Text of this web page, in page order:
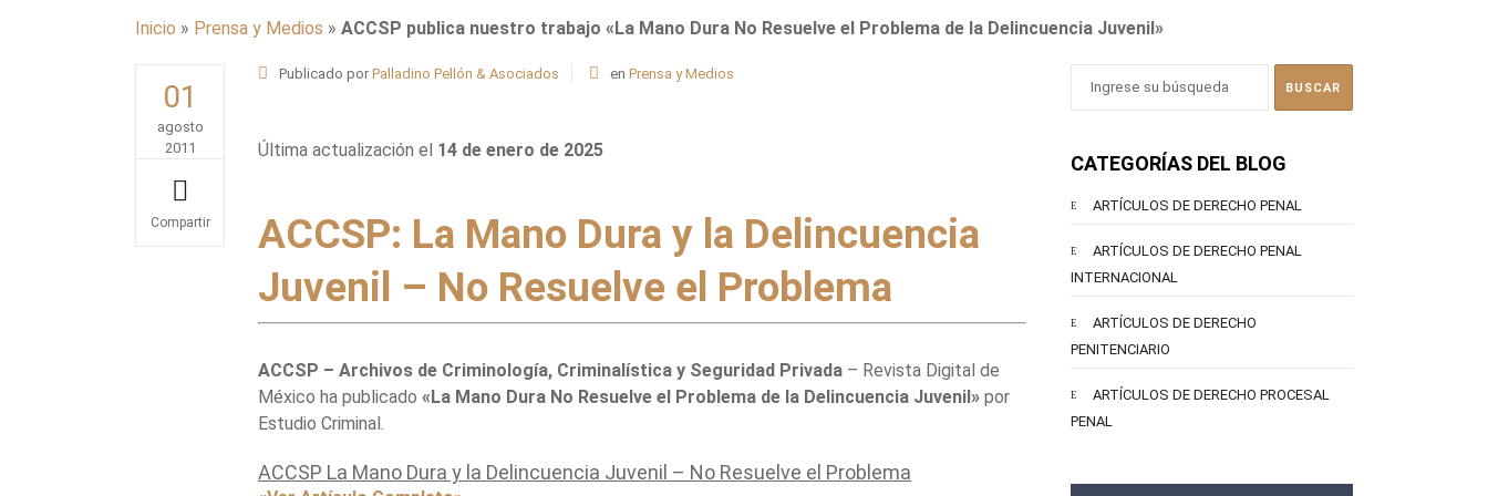
Inicio » Prensa y Medios » ACCSP publica nuestro trabajo «La Mano Dura No Resuelve el Problema de la Delincuencia Juvenil»
01
agosto
2011
Publicado por Palladino Pellón & Asociados en Prensa y Medios
Última actualización el 14 de enero de 2025
ACCSP: La Mano Dura y la Delincuencia
Juvenil – No Resuelve el Problema
ACCSP – Archivos de Criminología, Criminalística y Seguridad Privada – Revista Digital de
México ha publicado «La Mano Dura No Resuelve el Problema de la Delincuencia Juvenil» por
Estudio Criminal.
ACCSP La Mano Dura y la Delincuencia Juvenil – No Resuelve el Problema
CATEGORÍAS DEL BLOG
ARTÍCULOS DE DERECHO PENAL
ARTÍCULOS DE DERECHO PENAL
INTERNACIONAL
ARTÍCULOS DE DERECHO
PENITENCIARIO
ARTÍCULOS DE DERECHO PROCESAL
PENAL